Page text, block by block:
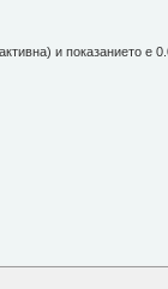
и показанието е